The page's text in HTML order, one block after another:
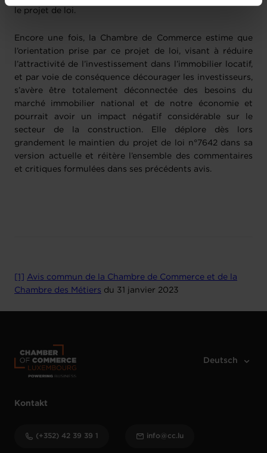
vos données personnelles, vous pouvez consulter notre
protection des données personnelles
le projet de loi.
Encore une fois, la Chambre de Commerce estime que
l’orientation prise par ce projet de loi, visant à réduire
l’attractivité de l’investissement dans l’immobilier locatif,
et par voie de conséquence décourager les investisseurs,
s’avère être totalement déconnectée des besoins du
marché immobilier national et de notre économie et
pourrait avoir un impact négatif considérable sur le
secteur de la construction. Elle déplore dès lors
grandement le maintien du projet de loi n°7642 dans sa
version actuelle et réitère l’ensemble des commentaires
et critiques formulées dans ses précédents avis.
[1]
Avis commun de la Chambre de Commerce et de la
Chambre des Métiers du 31 janvier 2023
Kontakt
(+352) 42 39 39 1 info@cc.lu